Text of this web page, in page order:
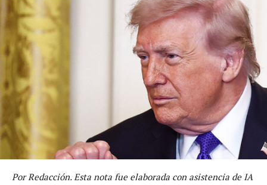
Por Redacción. Esta nota fue elaborada con asistencia de IA